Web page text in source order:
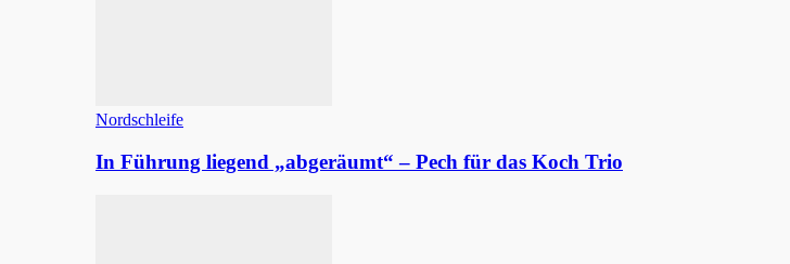
Nordschleife
In Führung liegend „abgeräumt“ – Pech für das Koch Trio